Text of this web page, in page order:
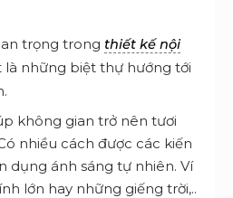
trọng trong thiết kế nội
là những biệt thự hướng tới
không gian trở nên tươi
nhiều cách được các kiến
dụng ánh sáng tự nhiên. Ví
lớn hay những giếng trời,..